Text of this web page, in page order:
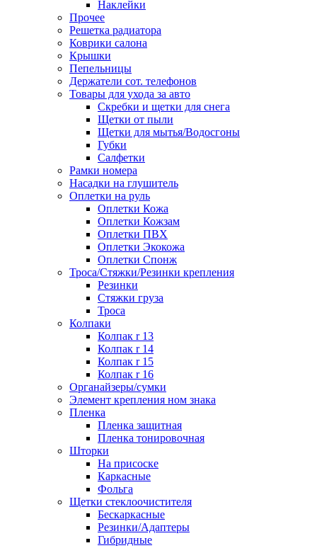
Наклейки
Прочее
Решетка радиатора
Коврики салона
Крышки
Пепельницы
Держатели сот. телефонов
Товары для ухода за авто
Скребки и щетки для снега
Щетки от пыли
Щетки для мытья/Водосгоны
Губки
Салфетки
Рамки номера
Насадки на глушитель
Оплетки на руль
Оплетки Кожа
Оплетки Кожзам
Оплетки ПВХ
Оплетки Экокожа
Оплетки Спонж
Троса/Стяжки/Резинки крепления
Резинки
Стяжки груза
Троса
Колпаки
Колпак r 13
Колпак r 14
Колпак r 15
Колпак r 16
Органайзеры/сумки
Элемент крепления ном знака
Пленка
Пленка защитная
Пленка тонировочная
Шторки
На присоске
Каркасные
Фольга
Щетки стеклоочистителя
Бескаркасные
Резинки/Адаптеры
Гибридные